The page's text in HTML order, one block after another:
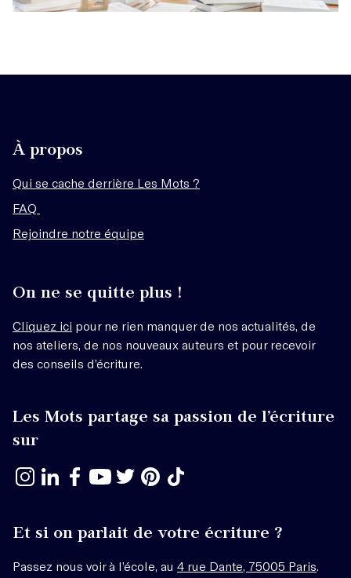
À propos
Qui se cache derrière Les Mots ?
FAQ
Rejoindre notre équipe
On ne se quitte plus !
Cliquez ici pour ne rien manquer de nos actualités, de
nos ateliers, de nos nouveaux auteurs et pour recevoir
des conseils d’écriture.
Les Mots partage sa passion de l’écriture
sur
Et si on parlait de votre écriture ?
Passez nous voir à l’école, au 4 rue Dante, 75005 Paris